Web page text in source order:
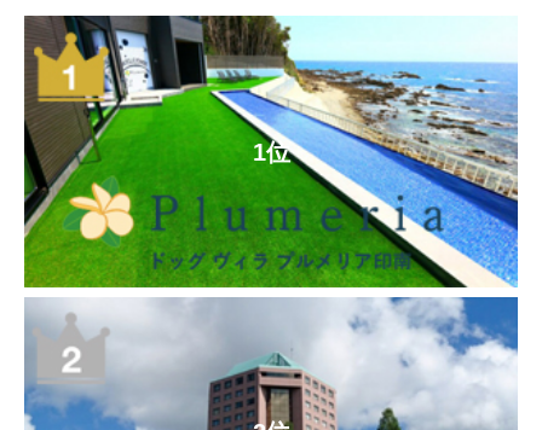
1位